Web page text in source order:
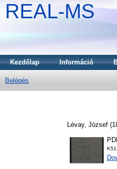
REAL-MS
Kezdőlap Információ
Belépés
Lévay, József